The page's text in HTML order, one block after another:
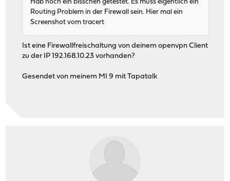
Hab noch ein bisschen getestet. Es muss eigentlich ein
Routing Problem in der Firewall sein. Hier mal ein
Screenshot vom tracert
Ist eine Firewallfreischaltung von deinem openvpn Client
zu der IP 192.168.10.23 vorhanden?
Gesendet von meinem MI 9 mit Tapatalk